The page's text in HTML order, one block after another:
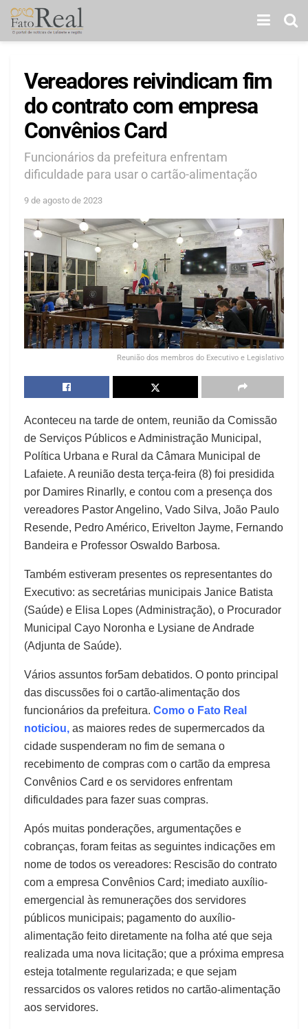
Vereadores reivindicam fim
do contrato com empresa
Convênios Card
Funcionários da prefeitura enfrentam
dificuldade para usar o cartão-alimentação
9 de agosto de 2023
Reunião dos membros do Executivo e Legislativo
Aconteceu na tarde de ontem, reunião da Comissão
de Serviços Públicos e Administração Municipal,
Política Urbana e Rural da Câmara Municipal de
Lafaiete. A reunião desta terça-feira (8) foi presidida
por Damires Rinarlly, e contou com a presença dos
vereadores Pastor Angelino, Vado Silva, João Paulo
Resende, Pedro Américo, Erivelton Jayme, Fernando
Bandeira e Professor Oswaldo Barbosa.
Também estiveram presentes os representantes do
Executivo: as secretárias municipais Janice Batista
(Saúde) e Elisa Lopes (Administração), o Procurador
Municipal Cayo Noronha e Lysiane de Andrade
(Adjunta de Saúde).
Vários assuntos for5am debatidos. O ponto principal
das discussões foi o cartão-alimentação dos
funcionários da prefeitura. Como o Fato Real
noticiou, as maiores redes de supermercados da
cidade suspenderam no fim de semana o
recebimento de compras com o cartão da empresa
Convênios Card e os servidores enfrentam
dificuldades para fazer suas compras.
Após muitas ponderações, argumentações e
cobranças, foram feitas as seguintes indicações em
nome de todos os vereadores: Rescisão do contrato
com a empresa Convênios Card; imediato auxílio-
emergencial às remunerações dos servidores
públicos municipais; pagamento do auxílio-
alimentação feito diretamente na folha até que seja
realizada uma nova licitação; que a próxima empresa
esteja totalmente regularizada; e que sejam
ressarcidos os valores retidos no cartão-alimentação
aos servidores.